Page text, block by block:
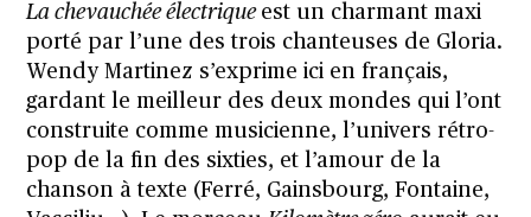
La chevauchée électrique est un charmant maxi
porté par l’une des trois chanteuses de Gloria.
Wendy Martinez s’exprime ici en français,
gardant le meilleur des deux mondes qui l’ont
construite comme musicienne, l’univers rétro-
pop de la fin des sixties, et l’amour de la
chanson à texte (Ferré, Gainsbourg, Fontaine,